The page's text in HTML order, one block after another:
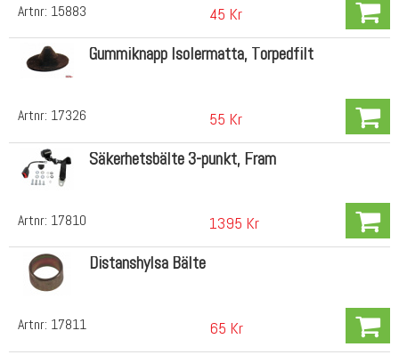
Artnr: 15883 45 Kr
Artnr: 17326
Gummiknapp Isolermatta, Torpedfilt
55 Kr
Artnr: 17810
Säkerhetsbälte 3-punkt, Fram
1395 Kr
Artnr: 17811
Distanshylsa Bälte
65 Kr